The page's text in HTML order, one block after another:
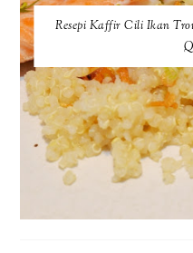
Resepi Kaffir Cili Ikan